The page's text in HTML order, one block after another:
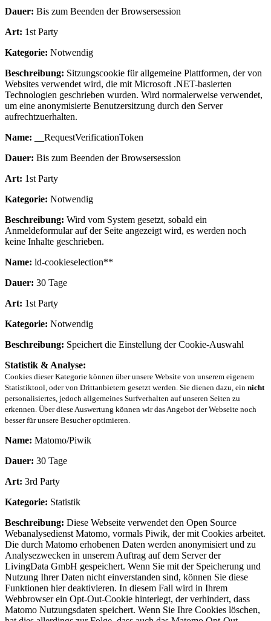
Dauer: Bis zum Beenden der Browsersession
Art: 1st Party
Kategorie: Notwendig
Beschreibung: Sitzungscookie für allgemeine Plattformen, der von
Websites verwendet wird, die mit Microsoft .NET-basierten
Technologien geschrieben wurden. Wird normalerweise verwendet,
um eine anonymisierte Benutzersitzung durch den Server
aufrechtzuerhalten.
Name: __RequestVerificationToken
Dauer: Bis zum Beenden der Browsersession
Art: 1st Party
Kategorie: Notwendig
Beschreibung: Wird vom System gesetzt, sobald ein
Anmeldeformular auf der Seite angezeigt wird, es werden noch
keine Inhalte geschrieben.
Name: ld-cookieselection**
Dauer: 30 Tage
Art: 1st Party
Kategorie: Notwendig
Beschreibung: Speichert die Einstellung der Cookie-Auswahl
Statistik & Analyse:
Cookies dieser Kategorie können über unsere Website von unserem eigenem
Statistiktool, oder von Drittanbietern gesetzt werden. Sie dienen dazu, ein nicht
personalisiertes, jedoch allgemeines Surfverhalten auf unseren Seiten zu
erkennen. Über diese Auswertung können wir das Angebot der Webseite noch
besser für unsere Besucher optimieren.
Name: Matomo/Piwik
Dauer: 30 Tage
Art: 3rd Party
Kategorie: Statistik
Beschreibung: Diese Webseite verwendet den Open Source
Webanalysedienst Matomo, vormals Piwik, der mit Cookies arbeitet.
Die durch Matomo erhobenen Daten werden anonymisiert und zu
Analysezwecken in unserem Auftrag auf dem Server der
LivingData GmbH gespeichert. Wenn Sie mit der Speicherung und
Nutzung Ihrer Daten nicht einverstanden sind, können Sie diese
Funktionen hier deaktivieren. In diesem Fall wird in Ihrem
Webbrowser ein Opt-Out-Cookie hinterlegt, der verhindert, dass
Matomo Nutzungsdaten speichert. Wenn Sie Ihre Cookies löschen,